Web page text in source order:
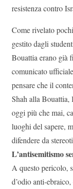
resistenza contro
Come rivelato
gestito dagli
Bouattia erano già
comunicato
pensare che il
Shah alla Bouattia,
oggi più che mai,
luoghi del sapere,
difendere da
L’antisemitismo
A questo pericolo,
d’odio anti-